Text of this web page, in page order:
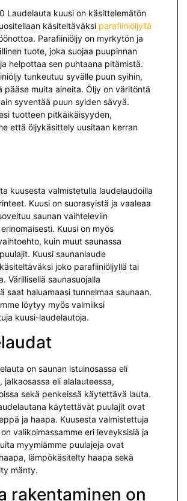
Laudelauta kuusi on käsittelemätön
käsiteltäväksi parafiiniöljyllä
Parafiiniöljy on myrkytön ja
tuote, joka suojaa puupinnan
helpottaa sen puhtaana pitämistä.
tunkeutuu syvälle puun syihin,
pääse muita aineita. Öljy on väritöntä
syventää puun syiden sävyä.
tuotteen pitkäikäisyyden,
että öljykäsittely uusitaan kerran
kuusesta valmistetulla laudelaudoilla
Kuusi on suorasyistä ja vaaleaa
saunan vaihteleviin
Kuusi on myös
kuin muut saunassa
Kuusi saunanlaude
joko parafiiniöljyllä tai
Värillisellä saunasuojalla
saat haluamaasi tunnelmaa saunaan.
löytyy myös valmiiksi
kuusi-laudelautoja.
on saunan istuinosassa eli
jalkaosassa eli alalauteessa,
sekä penkeissä käytettävä lauta.
käytettävät puulajit ovat
ja haapa. Kuusesta valmistettuja
valikoimassamme eri leveyksisiä ja
myymiämme puulajeja ovat
lämpökäsitelty haapa sekä
mänty.
rakentaminen on